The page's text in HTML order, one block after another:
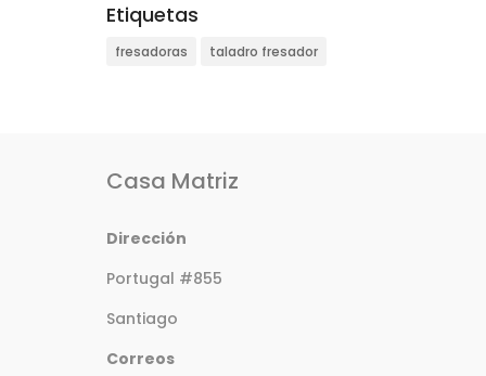
Etiquetas
fresadoras taladro fresador
Casa Matriz
Dirección
Portugal #855
Santiago
Correos